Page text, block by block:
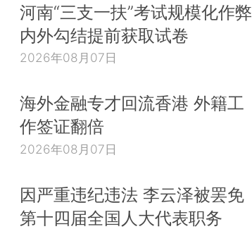
河南“三支一扶”考试规模化作弊
内外勾结提前获取试卷
2026年08月07日
海外金融专才回流香港 外籍工
作签证翻倍
2026年08月07日
因严重违纪违法 李云泽被罢免
第十四届全国人大代表职务